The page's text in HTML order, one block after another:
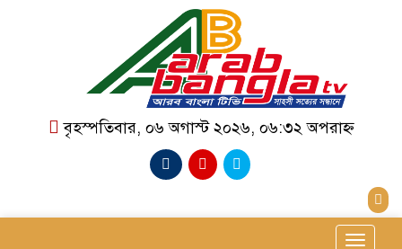
বৃহস্পতিবার, ০৬ অগাস্ট ২০২৬, ০৬:৩২ অপরাহ্ন
Toggle